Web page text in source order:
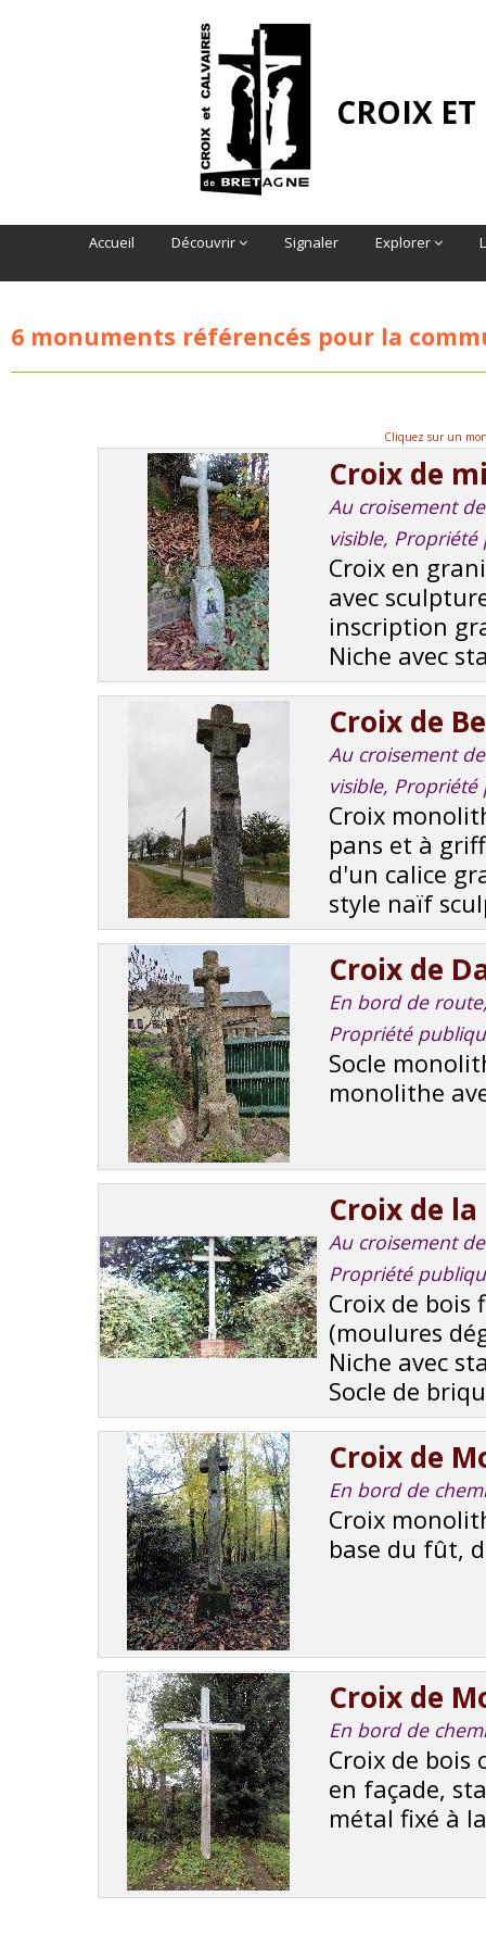
CROIX
Accueil Découvrir Signaler Explorer
6 monuments référencés pour la
Cliquez sur un
Croix de
Au croisement
visible,
Croix en
avec
inscription
Niche avec
Croix de
Au croisement
visible,
Croix
pans et à
d'un calice
style naïf
Croix de
En bord de
Propriété
Socle
monolithe
Croix de
Au croisement
Propriété
Croix de
(moulures
Niche avec
Socle de
Croix de
En bord de
Croix
base du fût,
Croix de
En bord de
Croix de
en façade,
métal fixé à